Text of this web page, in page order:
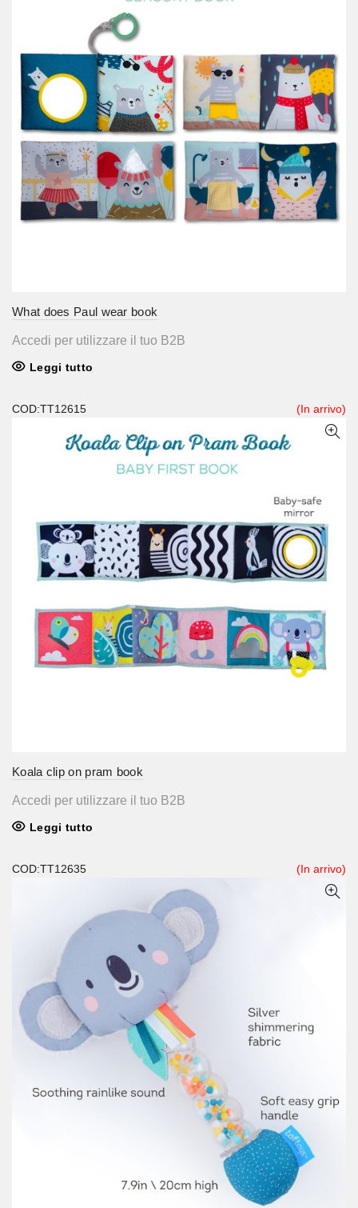
What does Paul wear book
Accedi per utilizzare il tuo B2B
Leggi tutto
COD:TT12615 (In arrivo)
Koala clip on pram book
Accedi per utilizzare il tuo B2B
Leggi tutto
COD:TT12635 (In arrivo)